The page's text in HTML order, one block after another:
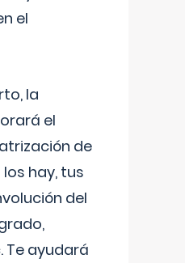
el
la
el
de
hay, tus
del
Te ayudará